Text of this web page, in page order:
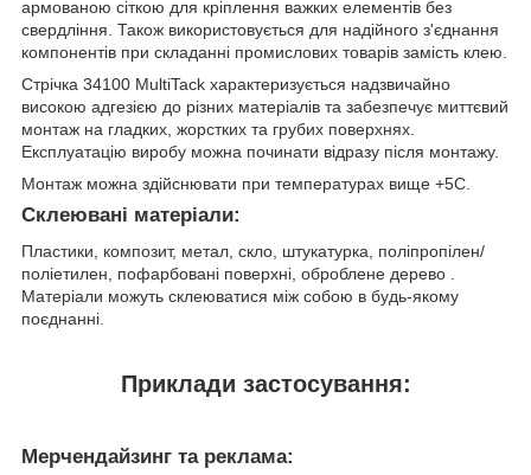
армованою сіткою для кріплення важких елементів без
свердління. Також використовується для надійного з'єднання
компонентів при складанні промислових товарів замість клею.
Стрічка 34100 MultiTack характеризується надзвичайно
високою адгезією до різних матеріалів та забезпечує миттєвий
монтаж на гладких, жорстких та грубих поверхнях.
Експлуатацію виробу можна починати відразу після монтажу.
Монтаж можна здійснювати при температурах вище +5С.
Склеювані матеріали:
Пластики, композит, метал, скло, штукатурка, поліпропілен/
поліетилен, пофарбовані поверхні, оброблене дерево .
Матеріали можуть склеюватися між собою в будь-якому
поєднанні.
Приклади застосування:
Мерчендайзинг та реклама: